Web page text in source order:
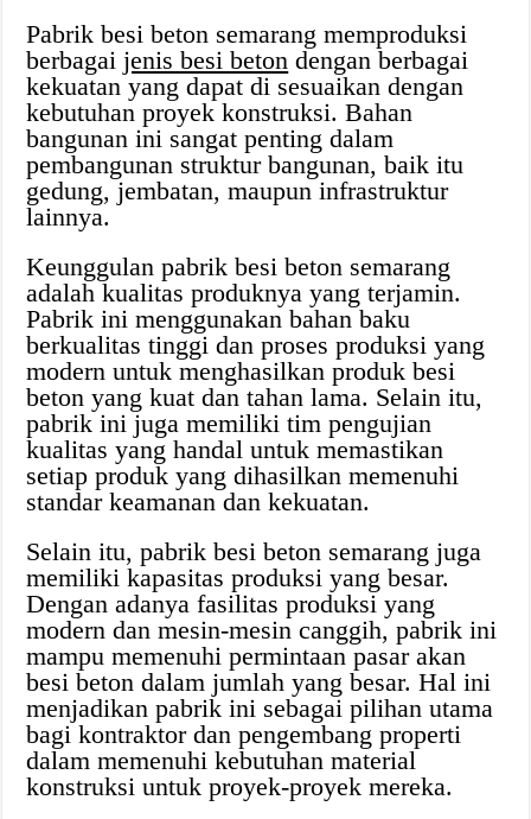
Pabrik besi beton semarang memproduksi
berbagaijenis besi beton dengan berbagai
kekuatan yang dapat di sesuaikan dengan
kebutuhan proyek konstruksi. Bahan
bangunan ini sangat penting dalam
pembangunan struktur bangunan, baik itu
gedung, jembatan, maupun infrastruktur
lainnya.
Keunggulan pabrik besi beton semarang
adalah kualitas produknya yang terjamin.
Pabrik ini menggunakan bahan baku
berkualitas tinggi dan proses produksi yang
modern untuk menghasilkan produk besi
beton yang kuat dan tahan lama. Selain itu,
pabrik ini juga memiliki tim pengujian
kualitas yang handal untuk memastikan
setiap produk yang dihasilkan memenuhi
standar keamanan dan kekuatan.
Selain itu, pabrik besi beton semarang juga
memiliki kapasitas produksi yang besar.
Dengan adanya fasilitas produksi yang
modern dan mesin-mesin canggih, pabrik ini
mampu memenuhi permintaan pasar akan
besi beton dalam jumlah yang besar. Hal ini
menjadikan pabrik ini sebagai pilihan utama
bagi kontraktor dan pengembang properti
dalam memenuhi kebutuhan material
konstruksi untuk proyek-proyek mereka.